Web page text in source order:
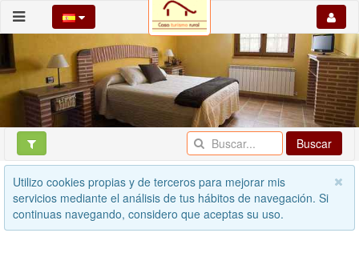
Buscar
Utilizo cookies propias y de terceros para mejorar mis
servicios mediante el análisis de tus hábitos de navegación. Si
continuas navegando, considero que aceptas su uso.